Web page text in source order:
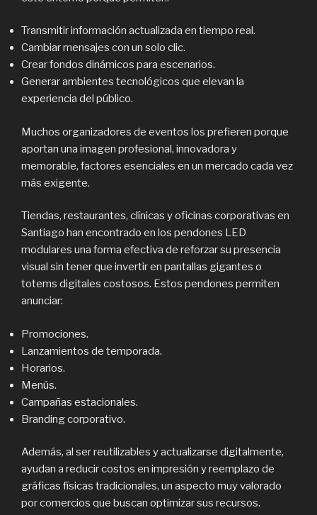
Transmitir información actualizada en tiempo real.
Cambiar mensajes con un solo clic.
Crear fondos dinámicos para escenarios.
Generar ambientes tecnológicos que elevan la
experiencia del público.
Muchos organizadores de eventos los prefieren porque
aportan una imagen profesional, innovadora y
memorable, factores esenciales en un mercado cada vez
más exigente.
Tiendas, restaurantes, clínicas y oficinas corporativas en
Santiago han encontrado en los pendones LED
modulares una forma efectiva de reforzar su presencia
visual sin tener que invertir en pantallas gigantes o
totems digitales costosos. Estos pendones permiten
anunciar:
Promociones.
Lanzamientos de temporada.
Horarios.
Menús.
Campañas estacionales.
Branding corporativo.
Además, al ser reutilizables y actualizarse digitalmente,
ayudan a reducir costos en impresión y reemplazo de
gráficas físicas tradicionales, un aspecto muy valorado
por comercios que buscan optimizar sus recursos.